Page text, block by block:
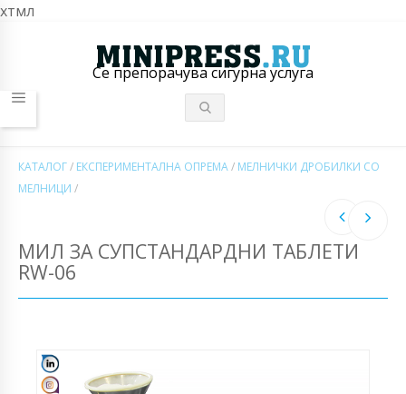
хтмл
Се препорачува сигурна услуга
КАТАЛОГ/ ЕКСПЕРИМЕНТАЛНА ОПРЕМА/ МЕЛНИЧКИ ДРОБИЛКИ СО
МЕЛНИЦИ /
МИЛ ЗА СУПСТАНДАРДНИ ТАБЛЕТИ
RW-06